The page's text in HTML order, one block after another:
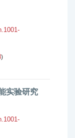
)
实验研究